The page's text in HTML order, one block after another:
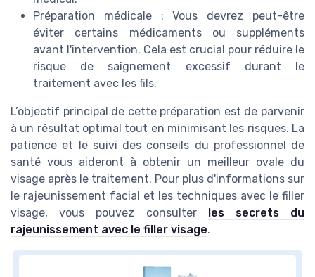
Préparation médicale : Vous devrez peut-être
éviter certains médicaments ou suppléments
avant l'intervention. Cela est crucial pour réduire le
risque de saignement excessif durant le
traitement avec les fils.
L’objectif principal de cette préparation est de parvenir
à un résultat optimal tout en minimisant les risques. La
patience et le suivi des conseils du professionnel de
santé vous aideront à obtenir un meilleur ovale du
visage après le traitement. Pour plus d'informations sur
le rajeunissement facial et les techniques avec le filler
visage, vous pouvez consulter les secrets du
rajeunissement avec le filler visage.